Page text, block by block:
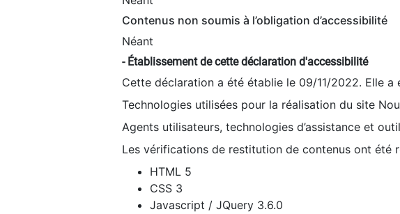
Contenus non soumis à l’obligation d’accessibilité
Néant
- Établissement de cette déclaration d'accessibilité
Cette déclaration a été établie le 09/11/2022. Elle
Technologies utilisées pour la réalisation du site
Agents utilisateurs, technologies d’assistance et
Les vérifications de restitution de contenus ont été
HTML 5
CSS 3
Javascript / JQuery 3.6.0